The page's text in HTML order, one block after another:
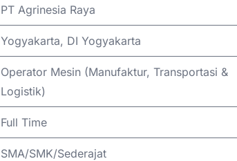
PT Agrinesia Raya
Yogyakarta, DI Yogyakarta
Operator Mesin (Manufaktur, Transportasi &
Logistik)
Full Time
SMA/SMK/Sederajat